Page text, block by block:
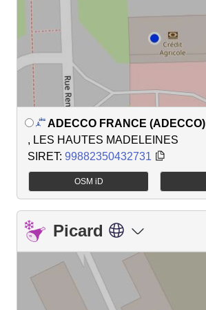
ADECCO FRANCE (ADECCO)
, LES HAUTES MADELEINES
SIRET: 99882350432731
OSM iD
Picard